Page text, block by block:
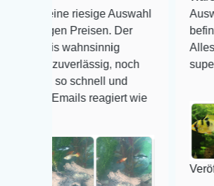
Auswahl
Der
noch
reagiert wie
Auswahl plus
befinden der
Alles ist quick
super Zustand.
Veröffentlicht auf